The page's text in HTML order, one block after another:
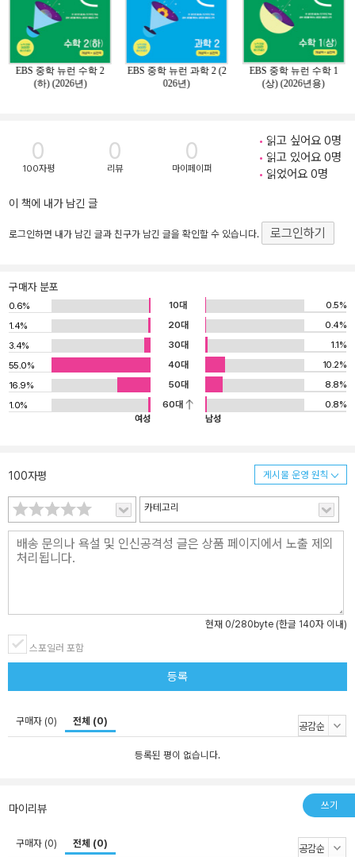
EBS 중학 뉴런 수학 2
(하) (2026년)
EBS 중학 뉴런 과학 2 (2
026년)
EBS 중학 뉴런 수학 1
(상) (2026년용)
0
100자평
0
리뷰
0
마이페이퍼
읽고 싶어요 0명
읽고 있어요 0명
읽었어요 0명
이 책에 내가 남긴 글
로그인하면 내가 남긴 글과 친구가 남긴 글을 확인할 수 있습니다. 로그인하기
구매자 분포
0.6% 10대
0.5%
1.4%
20대
0.4%
3.4%
30대
1.1%
55.0%
40대
10.2%
16.9%
50대
8.8%
1.0%
60대
0.8%
여성
남성
100자평 게시물 운영 원칙
카테고리
현재 0/280byte (한글 140자 이내)
스포일러 포함
등록
구매자 (0) 전체 (0)
등록된 평이 없습니다.
마이리뷰 쓰기
구매자 (0) 전체 (0)